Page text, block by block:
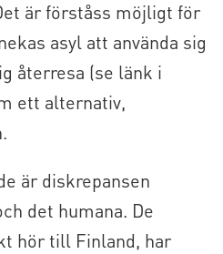
är förståss möjligt för
asyl att använda sig
återresa (se länk i
ett alternativ,
är diskrepansen
det humana. De
hör till Finland, har